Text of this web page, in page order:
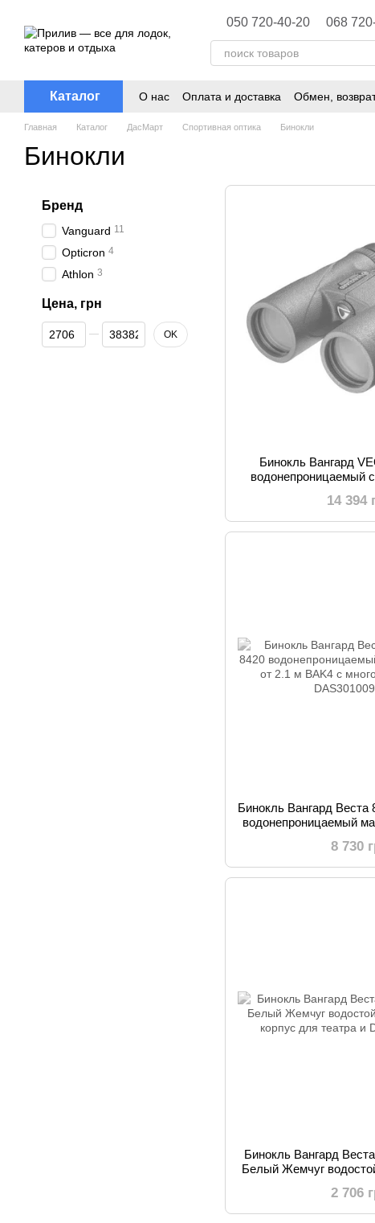
050 720-40-20 068
Каталог О нас Оплата и доставка Обмен,
Главная Каталог ДасМарт Спортивная оптика Бинокли
Бинокли
Бинокль Вангард
водонепроницаемый
14 394
Бинокль Вангард Веста
водонепроницаемый
8 730
Бинокль Вангард
Белый Жемчуг
2 706
Бренд
Vanguard 11
Opticron 4
Athlon 3
Цена, грн
От Цена, грн
До Цена, грн OK